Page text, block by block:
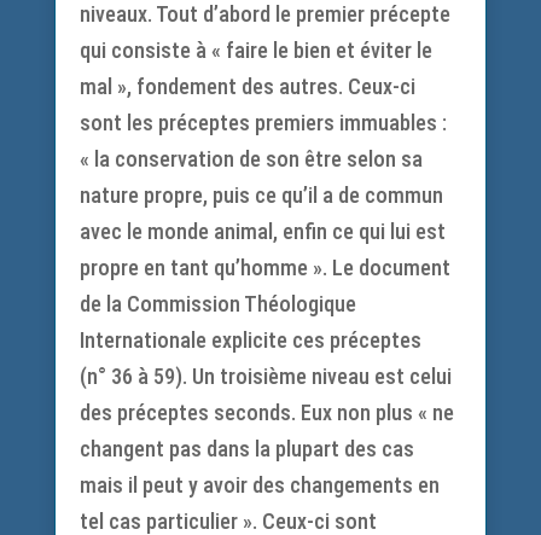
niveaux. Tout d’abord le premier précepte
qui consiste à « faire le bien et éviter le
mal », fondement des autres. Ceux-ci
sont les préceptes premiers immuables :
« la conservation de son être selon sa
nature propre, puis ce qu’il a de commun
avec le monde animal, enfin ce qui lui est
propre en tant qu’homme ». Le document
de la Commission Théologique
Internationale explicite ces préceptes
(n° 36 à 59). Un troisième niveau est celui
des préceptes seconds. Eux non plus « ne
changent pas dans la plupart des cas
mais il peut y avoir des changements en
tel cas particulier ». Ceux-ci sont